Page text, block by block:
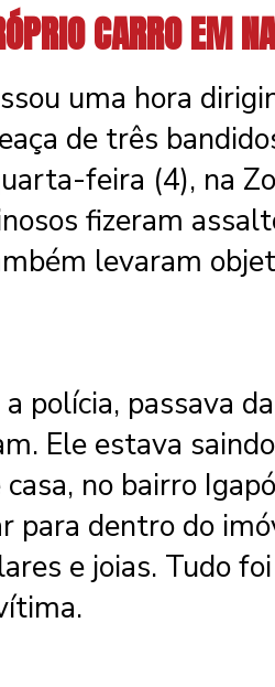
CARRO EM
uma hora
de três
feira (4), na
fizeram
levaram
polícia, passava
Ele estava
no bairro
para dentro do
e joias. Tudo